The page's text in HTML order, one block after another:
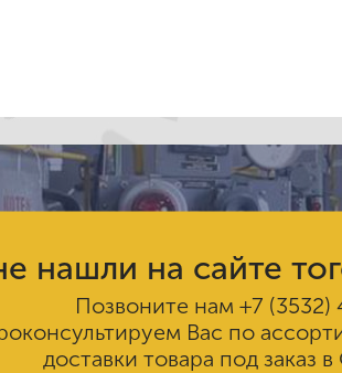
нашли на сайте
Позвоните нам +7 (3532)
Вас по
доставки товара под заказ